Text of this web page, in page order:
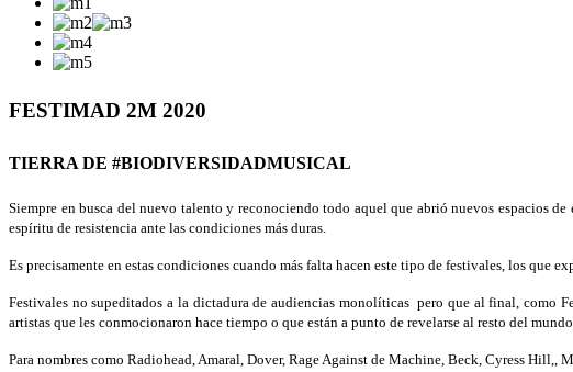
FESTIMAD 2M 2020
TIERRA DE #BIODIVERSIDADMUSICAL
Siempre en busca del nuevo talento y reconociendo todo aquel que abrió nuevos espacios
espíritu de resistencia ante las condiciones más duras.
Es precisamente en estas condiciones cuando más falta hacen este tipo de festivales, los que
Festivales no supeditados a la dictadura de audiencias monolíticas pero que al final, como
artistas que les conmocionaron hace tiempo o que están a punto de revelarse al resto del mundo.
Para nombres como Radiohead, Amaral, Dover, Rage Against de Machine, Beck, Cyress Hill,,